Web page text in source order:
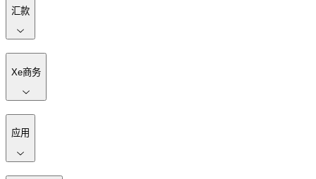
汇款
Xe商务
应用